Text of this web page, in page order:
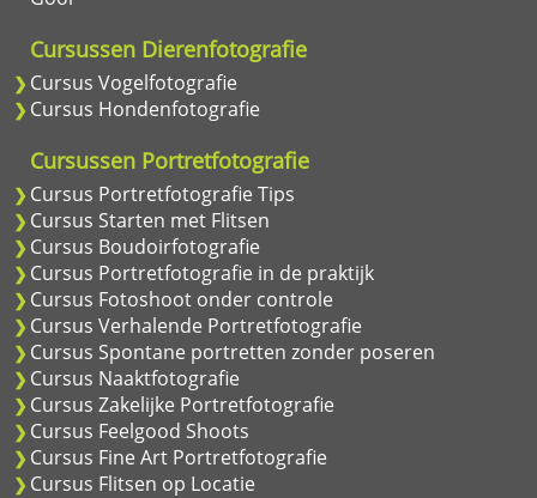
Cursussen Dierenfotografie
Cursus Vogelfotografie
Cursus Hondenfotografie
Cursussen Portretfotografie
Cursus Portretfotografie Tips
Cursus Starten met Flitsen
Cursus Boudoirfotografie
Cursus Portretfotografie in de praktijk
Cursus Fotoshoot onder controle
Cursus Verhalende Portretfotografie
Cursus Spontane portretten zonder poseren
Cursus Naaktfotografie
Cursus Zakelijke Portretfotografie
Cursus Feelgood Shoots
Cursus Fine Art Portretfotografie
Cursus Flitsen op Locatie